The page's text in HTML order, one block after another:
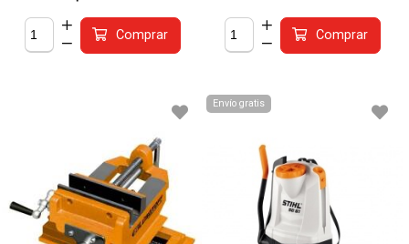
Comprar Comprar
Envío gratis